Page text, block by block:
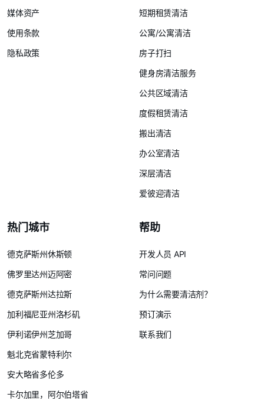
媒体资产
使用条款
隐私政策
短期租赁清洁
公寓/公寓清洁
房子打扫
健身房清洁服务
公共区域清洁
度假租赁清洁
搬出清洁
办公室清洁
深层清洁
爱彼迎清洁
热门城市
德克萨斯州休斯顿
佛罗里达州迈阿密
德克萨斯州达拉斯
加利福尼亚州洛杉矶
伊利诺伊州芝加哥
魁北克省蒙特利尔
安大略省多伦多
卡尔加里，阿尔伯塔省
帮助
开发人员 API
常问问题
为什么需要清洁剂？
预订演示
联系我们